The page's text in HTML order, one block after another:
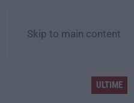
Skip to main content
ULTIME
L’Orchestra Filarmonica della Calabria protagonista su Rai Due. Il 9 Agosto in onda “La Notte del Mare”